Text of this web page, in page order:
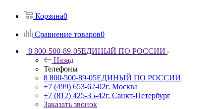
Корзина0
Сравнение товаров0
8 800-500-89-05ЕДИНЫЙ ПО РОССИИ
Назад
Телефоны
8 800-500-89-05ЕДИНЫЙ ПО РОССИИ
+7 (499) 653-62-02г. Москва
+7 (812) 425-35-42г. Санкт-Петербург
Заказать звонок